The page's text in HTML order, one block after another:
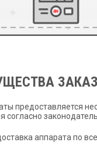
предоставляется
согласно
аппарата по